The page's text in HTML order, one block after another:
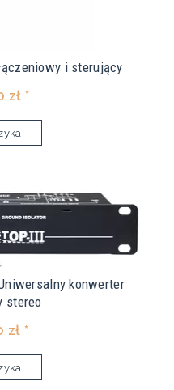
i sterujący
zł *
konwerter
stereo
zł *